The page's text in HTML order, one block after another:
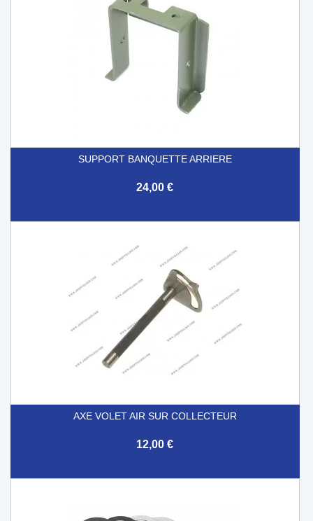
SUPPORT BANQUETTE ARRIERE
24,00 €
AXE VOLET AIR SUR COLLECTEUR
12,00 €